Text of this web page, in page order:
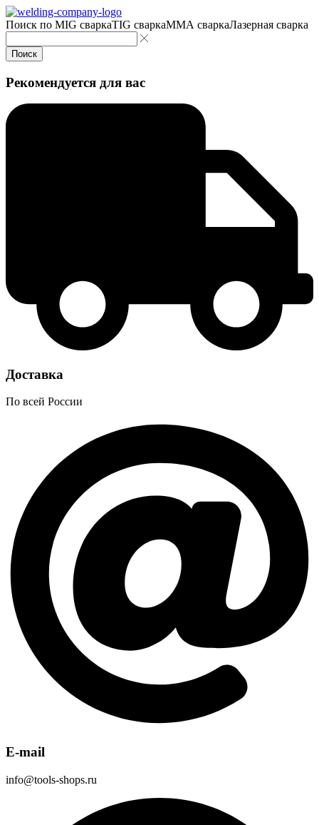
Поиск по MIG сваркаTIG сваркаMMA сваркаЛазерная сварка
Поиск
Рекомендуется для вас
Доставка
По всей России
E-mail
info@tools-shops.ru